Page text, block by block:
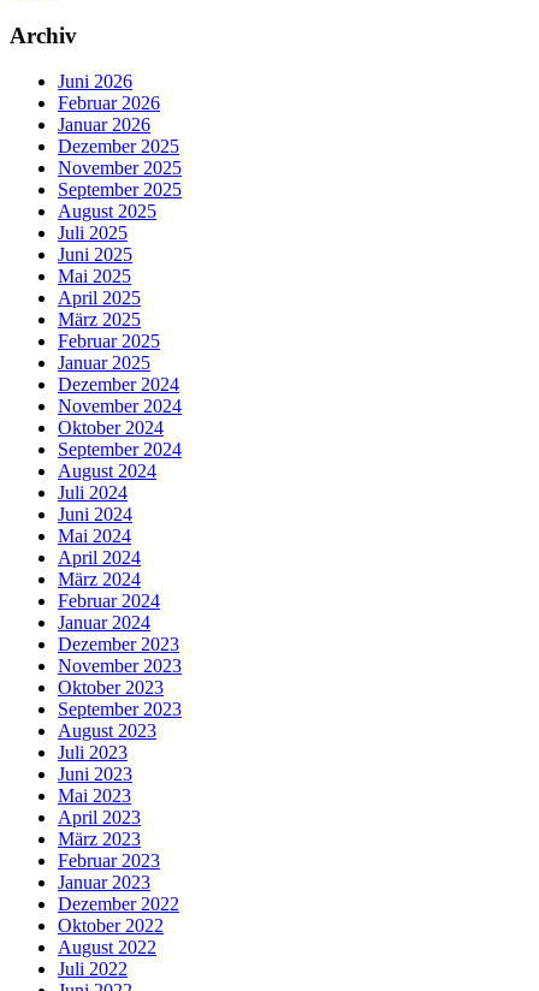
Archiv
Juni 2026
Februar 2026
Januar 2026
Dezember 2025
November 2025
September 2025
August 2025
Juli 2025
Juni 2025
Mai 2025
April 2025
März 2025
Februar 2025
Januar 2025
Dezember 2024
November 2024
Oktober 2024
September 2024
August 2024
Juli 2024
Juni 2024
Mai 2024
April 2024
März 2024
Februar 2024
Januar 2024
Dezember 2023
November 2023
Oktober 2023
September 2023
August 2023
Juli 2023
Juni 2023
Mai 2023
April 2023
März 2023
Februar 2023
Januar 2023
Dezember 2022
Oktober 2022
August 2022
Juli 2022